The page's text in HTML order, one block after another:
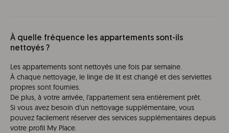
À quelle fréquence les appartements sont-ils
nettoyés ?
Les appartements sont nettoyés une fois par semaine.
À chaque nettoyage, le linge de lit est changé et des serviettes
propres sont fournies.
De plus, à votre arrivée, l'appartement sera entièrement prêt.
Si vous avez besoin d'un nettoyage supplémentaire, vous
pouvez facilement réserver des services supplémentaires depuis
votre profil My Place.